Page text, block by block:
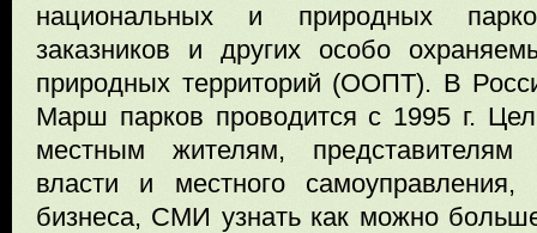
национальных и природных
заказников и других особо
природных территорий (ООПТ). В
Марш парков проводится с 1995 г.
местным жителям, представителям
власти и местного самоуправления,
бизнеса, СМИ узнать как можно